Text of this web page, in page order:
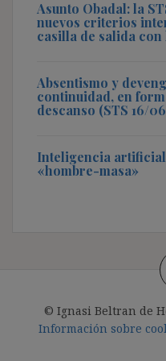
Asunto Obadal: la
nuevos criterios
casilla de salida
Absentismo y
continuidad, en
descanso (STS 16/
Inteligencia
«hombre-masa»
© Ignasi Beltran de
Información sobre